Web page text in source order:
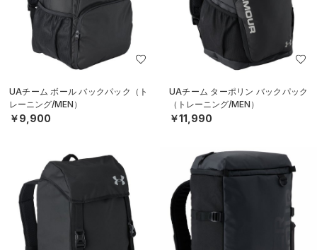
UAチーム ボール バックパック（ト
レーニング/MEN）
￥9,900
UAチーム ターポリン バックパック
（トレーニング/MEN）
￥11,990